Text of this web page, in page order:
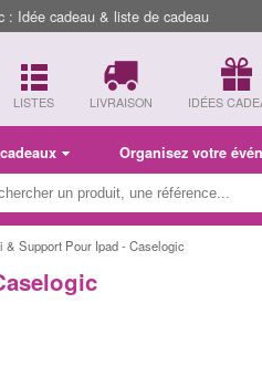
: Idée cadeau & liste de cadeau
LISTES LIVRAISON IDÉES
Organisez votre
& Support Pour Ipad - Caselogic